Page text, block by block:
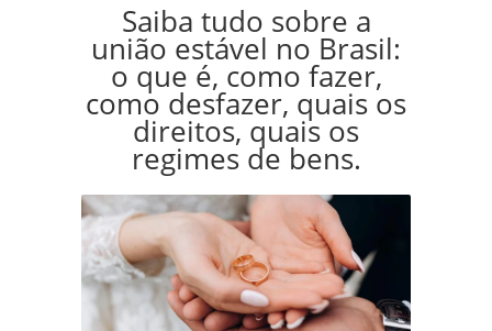
Saiba tudo sobre a
união estável no Brasil:
o que é, como fazer,
como desfazer, quais os
direitos, quais os
regimes de bens.